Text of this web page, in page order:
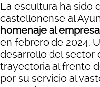
La escultura ha sido
castellonense al
homenaje al
en febrero de 2024.
desarrollo del sector
trayectoria al frente
por su servicio al